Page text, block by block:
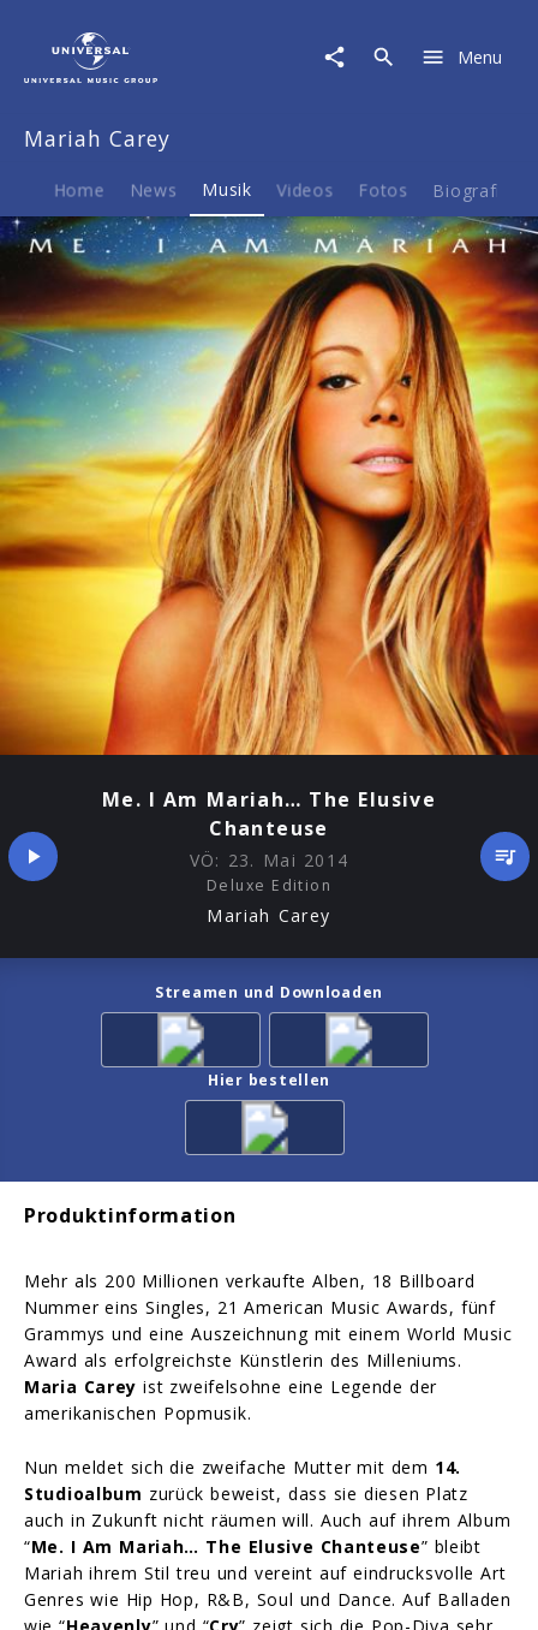
Musik
Me.
Mariah...
The
Chanteuse
Menu
Mariah Carey
Home News Musik Videos Fotos Biografie
Me. I Am Mariah… The Elusive
Chanteuse
VÖ: 23. Mai 2014
Deluxe Edition
Mariah Carey
Streamen und Downloaden
Hier bestellen
Produktinformation
Mehr als 200 Millionen verkaufte Alben, 18 Billboard
Nummer eins Singles, 21 American Music Awards, fünf
Grammys und eine Auszeichnung mit einem World Music
Award als erfolgreichste Künstlerin des Milleniums.
Maria Carey ist zweifelsohne eine Legende der
amerikanischen Popmusik.
Nun meldet sich die zweifache Mutter mit dem 14.
Studioalbum zurück beweist, dass sie diesen Platz
auch in Zukunft nicht räumen will. Auch auf ihrem Album
“Me. I Am Mariah… The Elusive Chanteuse” bleibt
Mariah ihrem Stil treu und vereint auf eindrucksvolle Art
Genres wie Hip Hop, R&B, Soul und Dance. Auf Balladen